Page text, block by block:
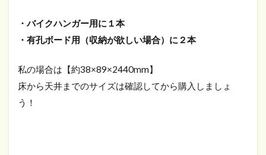
・バイクハンガー用に１本
・有孔ボード用（収納が欲しい場合）に２本
私の場合は【約38×89×2440mm】
床から天井までのサイズは確認してから購入しましょ
う！